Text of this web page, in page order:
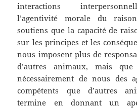
interactions
l’agentivité morale du
soutiens que la capacité de
sur les principes et les
nous imposent plus de
d’autres animaux, mais
nécessairement de nous des
compétents que d’autres
termine en donnant un